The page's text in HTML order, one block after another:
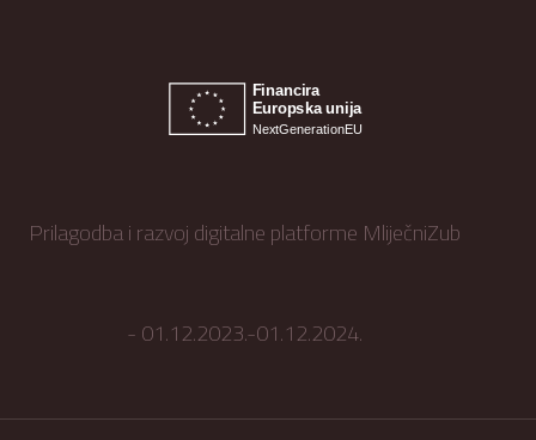
Prilagodba i razvoj digitalne platforme MliječniZub
- 01.12.2023.-01.12.2024.